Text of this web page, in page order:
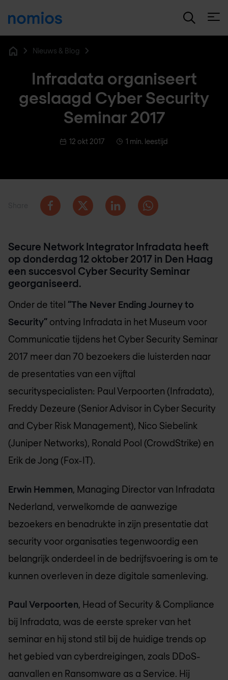
Nieuws & Blog
Infradata organiseert
geslaagd Cyber Security
Seminar 2017
12 okt 2017 1 min. leestijd
Secure Network Integrator Infradata heeft
op donderdag 12 oktober 2017 in Den Haag
een succesvol Cyber Security Seminar
georganiseerd.
Onder de titel “The Never Ending Journey to
Security” ontving Infradata in het Museum voor
Communicatie tijdens het Cyber Security Seminar
2017 meer dan 70 bezoekers die luisterden naar
de presentaties van een vijftal
securityspecialisten: Paul Verpoorten (Infradata),
Freddy Dezeure (Senior Advisor in Cyber Security
and Cyber Risk Management), Nico Siebelink
(Juniper Networks), Ronald Pool (CrowdStrike) en
Erik de Jong (Fox-IT).
Erwin Hemmen, Managing Director van Infradata
Nederland, verwelkomde de aanwezige
bezoekers en benadrukte in zijn presentatie dat
security voor organisaties tegenwoordig een
belangrijk onderdeel in de bedrijfsvoering is om te
kunnen overleven in deze digitale samenleving.
Paul Verpoorten, Head of Security & Compliance
bij Infradata, was de eerste spreker van het
seminar en hij stond stil bij de huidige trends op
het gebied van cyberdreigingen, zoals DDoS-
aanvallen en Ransomware as a Service. Hij